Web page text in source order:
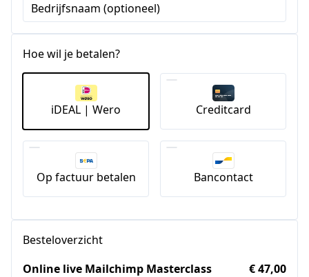
Bedrijfsnaam (optioneel)
Hoe wil je betalen?
iDEAL | Wero Creditcard
Op factuur betalen Bancontact
Besteloverzicht
Online live Mailchimp Masterclass
€ 47,00